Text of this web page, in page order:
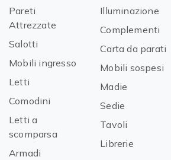
Pareti
Attrezzate
Salotti
Mobili ingresso
Letti
Comodini
Letti a
scomparsa
Armadi
Illuminazione
Complementi
Carta da parati
Mobili sospesi
Madie
Sedie
Tavoli
Librerie